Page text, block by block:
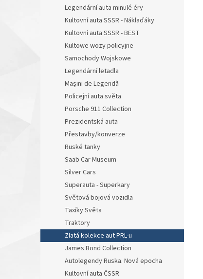
Legendární auta minulé éry
Kultovní auta SSSR - Náklaďáky
Kultovní auta SSSR - BEST
Kultowe wozy policyjne
Samochody Wojskowe
Legendární letadla
Maşini de Legendă
Policejní auta světa
Porsche 911 Collection
Prezidentská auta
Přestavby/konverze
Ruské tanky
Saab Car Museum
Silver Cars
Superauta - Superkary
Světová bojová vozidla
Taxíky Světa
Traktory
Zlatá kolekce aut PRL-u
James Bond Collection
Autolegendy Ruska. Nová epocha
Kultovní auta ČSSR